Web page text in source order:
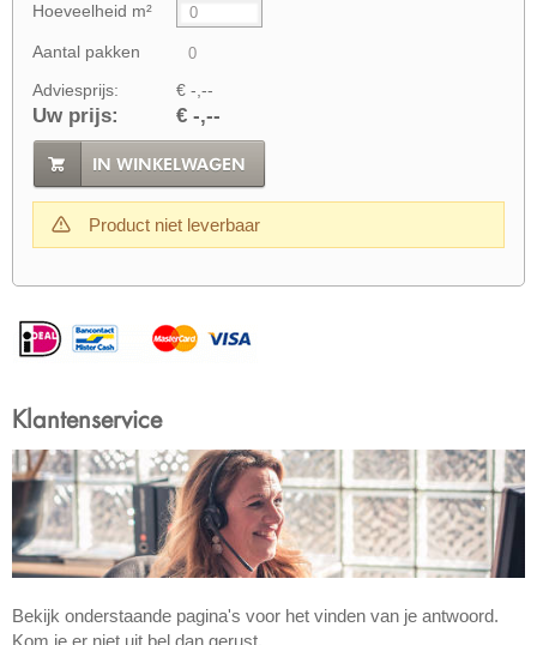
Hoeveelheid m²
Aantal pakken
Adviesprijs: € -,--
Uw prijs: € -,--
IN WINKELWAGEN
Product niet leverbaar
Klantenservice
Bekijk onderstaande pagina's voor het vinden van je antwoord.
Kom je er niet uit bel dan gerust.